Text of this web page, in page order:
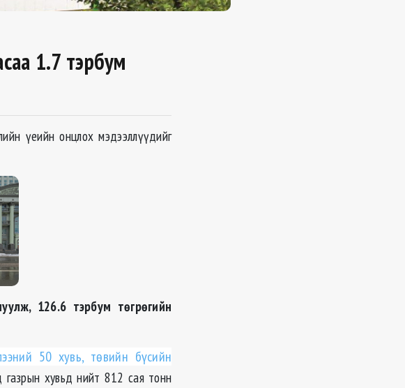
1.7 тэрбум
үеийн онцлох мэдээллүүдийг
126.6 тэрбум төгрөгийн
50 хувь, төвийн бүсийн
газрын хувьд нийт 812 сая тонн